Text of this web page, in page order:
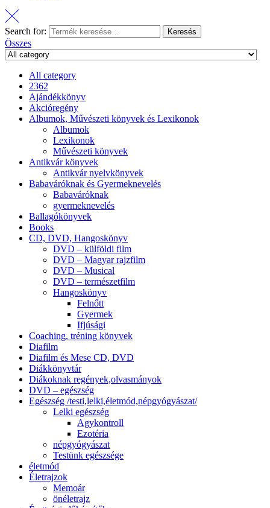
Search for: Keresés
Összes
All category
2362
Ajándékkönyv
Akcióregény
Albumok, Művészeti könyvek és Lexikonok
Albumok
Lexikonok
Művészeti könyvek
Antikvár könyvek
Antikvár nyelvkönyvek
Babaváróknak és Gyermeknevelés
Babaváróknak
gyermeknevelés
Ballagókönyvek
Books
CD, DVD, Hangoskönyv
DVD – külföldi film
DVD – Magyar rajzfilm
DVD – Musical
DVD – természetfilm
Hangoskönyv
Felnőtt
Gyermek
Ifjúsági
Coaching, tréning könyvek
Diafilm
Diafilm és Mese CD, DVD
Diákkönyvtár
Diákoknak regények,olvasmányok
DVD – egészség
Egészség /testi,lelki,életmód,népgyógyászat/
Lelki egészség
Agykontroll
Ezotéria
népgyógyászat
Testünk egészsége
életmód
Életrajzok
Memoár
önéletrajz